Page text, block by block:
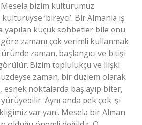
bizim kültürümüz
kültürüyse ‘bireyci’. Bir Almanla iş
yapılan küçük sohbetler bile onu
zamanı çok verimli kullanmak
zaman, başlangıcı ve bitişi
Bizim toplulukçu ve ilişki
zaman, bir düzlem olarak
esnek noktalarda başlayıp biter,
Aynı anda pek çok işi
var yani. Mesela bir Alman